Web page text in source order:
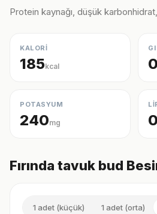
Protein kaynağı, düşük
KALORİ
185kcal
GI
0
POTASYUM
240mg 0
Fırında tavuk bud
1 adet (küçük) 1 adet (orta)